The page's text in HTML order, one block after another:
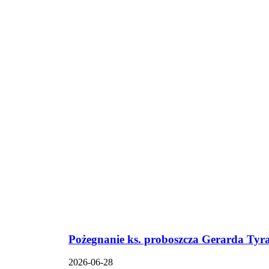
Pożegnanie ks. proboszcza Gerarda
2026-06-28